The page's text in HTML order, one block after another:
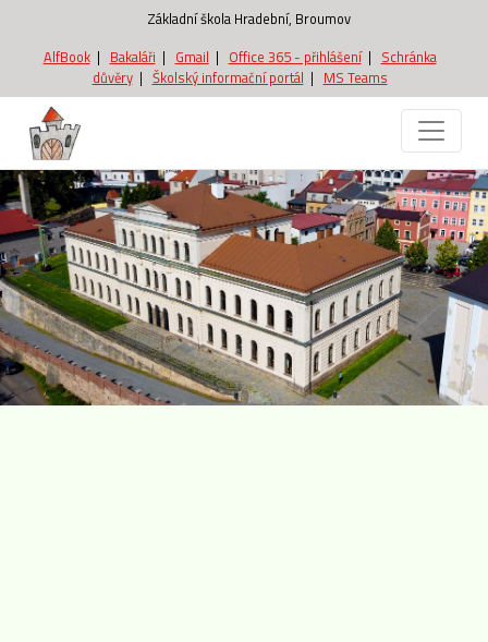
Základní škola Hradební, Broumov
AlfBook| Bakaláři | Gmail | Office 365 - přihlášení| Schránka
důvěry| Školský informační portál | MS Teams